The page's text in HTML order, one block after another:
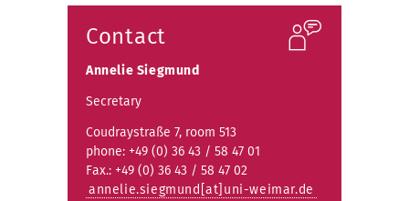
Contact
Annelie Siegmund
Secretary
Coudraystraße 7, room 513
phone: +49 (0) 36 43 / 58 47 01
Fax.: +49 (0) 36 43 / 58 47 02
annelie.siegmund[at]uni-weimar.de